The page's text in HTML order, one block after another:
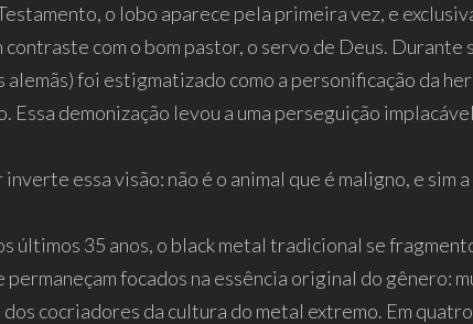
o lobo aparece pela primeira vez, e
contraste com o bom pastor, o servo de Deus.
foi estigmatizado como a personificação da
Essa demonização levou a uma perseguição
essa visão: não é o animal que é maligno, e sim
últimos 35 anos, o black metal tradicional se
permaneçam focados na essência original do gênero:
cocriadores da cultura do metal extremo. Em